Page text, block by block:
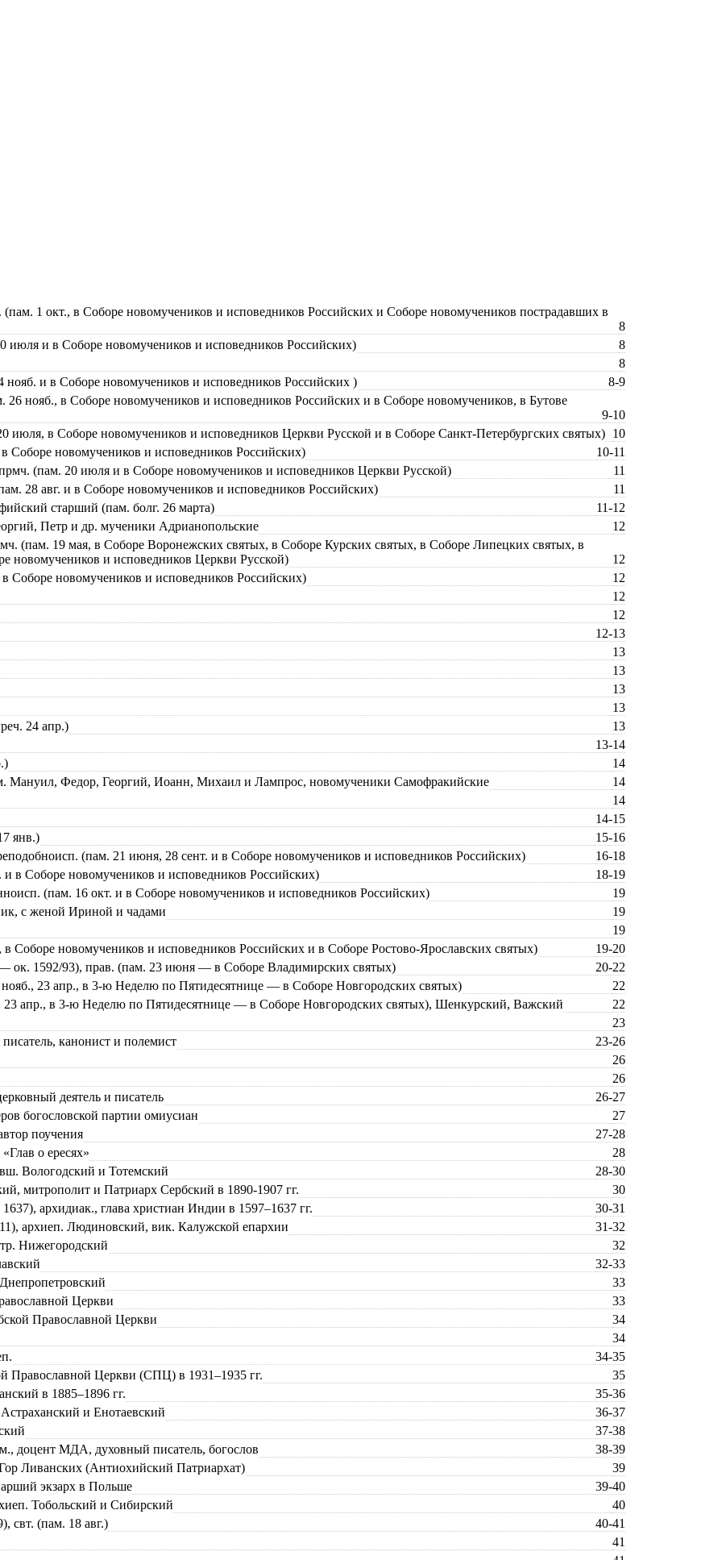
1 окт., в Соборе новомучеников и исповедников Российских и Соборе новомучеников пострадавших в
8
июля и в Соборе новомучеников и исповедников Российских)
8
8
и в Соборе новомучеников и исповедников Российских )
8-9
нояб., в Соборе новомучеников и исповедников Российских и в Соборе новомучеников, в Бутове
9-10
в Соборе новомучеников и исповедников Церкви Русской и в Соборе Санкт-Петербургских святых) 10
новомучеников и исповедников Российских)
10-11
(пам. 20 июля и в Соборе новомучеников и исповедников Церкви Русской)
11
28 авг. и в Соборе новомучеников и исповедников Российских)
11
старший (пам. болг. 26 марта)
11-12
Петр и др. мученики Адрианопольские
12
(пам. 19 мая, в Соборе Воронежских святых, в Соборе Курских святых, в Соборе Липецких святых, в
новомучеников и исповедников Церкви Русской)
12
новомучеников и исповедников Российских)
12
12
12
12-13
13
13
13
13
24 апр.)
13
13-14
14
Мануил, Федор, Георгий, Иоанн, Михаил и Лампрос, новомученики Самофракийские
14
14
14-15
янв.)
15-16
(пам. 21 июня, 28 сент. и в Соборе новомучеников и исповедников Российских)
16-18
в Соборе новомучеников и исповедников Российских)
18-19
(пам. 16 окт. и в Соборе новомучеников и исповедников Российских)
19
с женой Ириной и чадами
19
19
Соборе новомучеников и исповедников Российских и в Соборе Ростово-Ярославских святых)
19-20
ок. 1592/93), прав. (пам. 23 июня — в Соборе Владимирских святых)
20-22
23 апр., в 3-ю Неделю по Пятидесятнице — в Соборе Новгородских святых)
22
апр., в 3-ю Неделю по Пятидесятнице — в Соборе Новгородских святых), Шенкурский, Важский
22
23
канонист и полемист
23-26
26
26
деятель и писатель
26-27
богословской партии омиусиан
27
поучения
27-28
о ересях»
28
Вологодский и Тотемский
28-30
митрополит и Патриарх Сербский в 1890-1907 гг.
30
архидиак., глава христиан Индии в 1597–1637 гг.
30-31
архиеп. Людиновский, вик. Калужской епархии
31-32
Нижегородский
32
32-33
33
Церкви
33
Православной Церкви
34
34
34-35
Православной Церкви (СПЦ) в 1931–1935 гг.
35
в 1885–1896 гг.
35-36
и Енотаевский
36-37
37-38
доцент МДА, духовный писатель, богослов
38-39
Ливанских (Антиохийский Патриархат)
39
экзарх в Польше
39-40
Тобольский и Сибирский
40
свт. (пам. 18 авг.)
40-41
41